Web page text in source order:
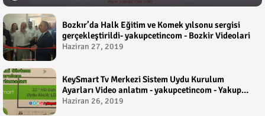
Bozkır’da Halk Eğitim ve Komek yılsonu sergisi
gerçekleştirildi- yakupcetincom - Bozkir Videolari
Haziran 27, 2019
KeySmart Tv Merkezi Sistem Uydu Kurulum
Ayarları Video anlatım - yakupcetincom - Yakup
Çetin
Haziran 26, 2019